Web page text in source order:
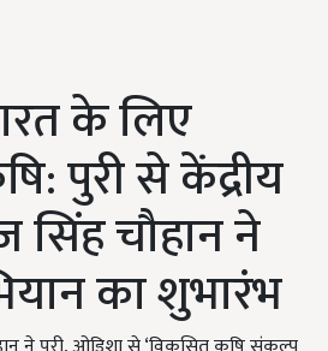
के लिए
पुरी से केंद्रीय
सिंह चौहान ने
का शुभारंभ